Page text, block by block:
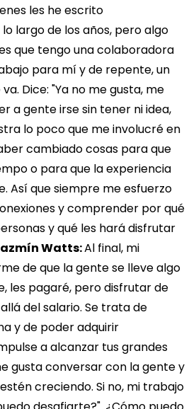
les he escrito
largo de los años, pero algo
que tengo una colaboradora
para mí y de repente, un
Dice: "Ya no me gusta, me
a gente irse sin tener ni idea,
lo poco que me involucré en
cambiado cosas para que
o para que la experiencia
Así que siempre me esfuerzo
y comprender por qué
y qué les hará disfrutar
Watts:Al final, mi
de que la gente se lleve algo
les pagaré, pero disfrutar de
del salario. Se trata de
y de poder adquirir
a alcanzar tus grandes
gusta conversar con la gente y
creciendo. Si no, mi trabajo